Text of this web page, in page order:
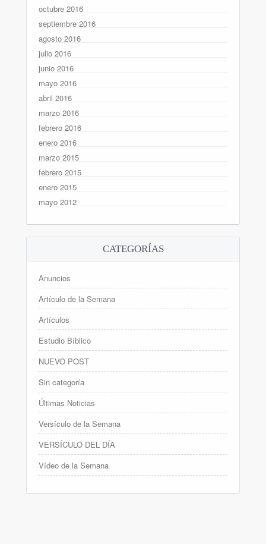
octubre 2016
septiembre 2016
agosto 2016
julio 2016
junio 2016
mayo 2016
abril 2016
marzo 2016
febrero 2016
enero 2016
marzo 2015
febrero 2015
enero 2015
mayo 2012
CATEGORÍAS
Anuncios
Artículo de la Semana
Artículos
Estudio Bíblico
NUEVO POST
Sin categoría
Últimas Noticias
Versículo de la Semana
VERSÍCULO DEL DÍA
Vídeo de la Semana